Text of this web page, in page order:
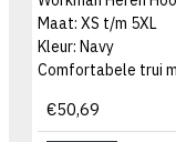
Maat: XS t/m 5XL
Kleur: Navy
€50,69